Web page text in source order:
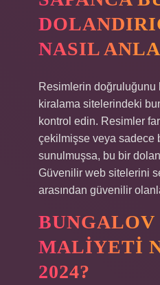
NASIL
Resimlerin
kiralama sitelerindeki
kontrol edin. Resimler
çekilmişse veya sadece
sunulmuşsa, bu bir
Güvenilir web sitelerini
arasından güvenilir
BUNGALOV
MALIYETI
2024?